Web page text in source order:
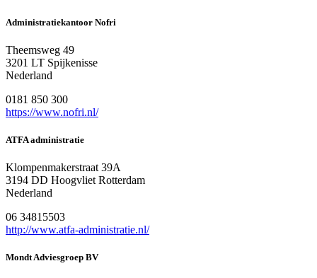
Administratiekantoor Nofri
Theemsweg 49
3201 LT Spijkenisse
Nederland
0181 850 300
https://www.nofri.nl/
ATFA administratie
Klompenmakerstraat 39A
3194 DD Hoogvliet Rotterdam
Nederland
06 34815503
http://www.atfa-administratie.nl/
Mondt Adviesgroep BV